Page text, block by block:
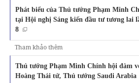
Phát biểu của Thủ tướng Phạm Minh
tại Hội nghị Sáng kiến đầu tư tương lai
8
Tham khảo thêm
Thủ tướng Phạm Minh Chính hội đàm
Hoàng Thái tử, Thủ tướng Saudi Arabia